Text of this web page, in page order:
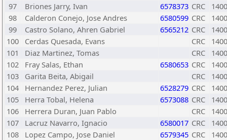
97
Briones Jarry, Ivan 6578373 CRC
1400
98
Calderon Conejo, Jose Andres 6580599 CRC
1400
99
Castro Solano, Ahren Gabriel 6565212 CRC
1400
100
Cerdas Quesada, Evans CRC
1400
101
Diaz Martinez, Tomas CRC
1400
102
Fray Salas, Ethan 6580653 CRC
1400
103
Garita Beita, Abigail CRC
1400
104
Hernandez Perez, Julian 6528279 CRC
1400
105
Herra Tobal, Helena 6573088 CRC
1400
106
Herrera Duran, Juan Pablo CRC
1400
107
Lacruz Navarro, Ignacio 6580017 CRC
1400
108
Lopez Campo, Jose Daniel 6579345 CRC
1400